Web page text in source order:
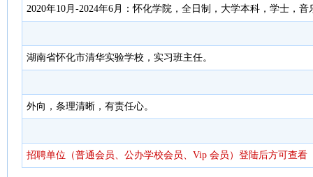
2020年10月-2024年6月：怀化学院，全日制，大学本科，学士，音
湖南省怀化市清华实验学校，实习班主任。
外向，条理清晰，有责任心。
招聘单位（普通会员、公办学校会员、Vip 会员）登陆后方可查看